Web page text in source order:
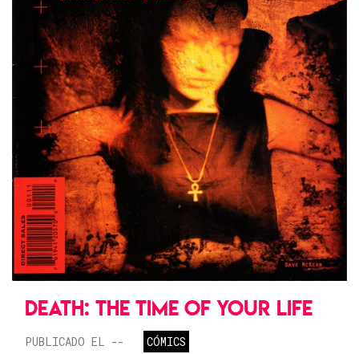
DEATH: THE TIME OF YOUR LIFE
PUBLICADO EL --
CÓMICS